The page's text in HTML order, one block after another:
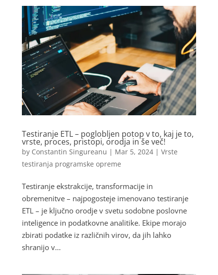
Testiranje ETL – poglobljen potop v to, kaj je to,
vrste, proces, pristopi, orodja in še več!
by Constantin Singureanu | Mar 5, 2024| Vrste
testiranja programske opreme
Testiranje ekstrakcije, transformacije in
obremenitve – najpogosteje imenovano testiranje
ETL – je ključno orodje v svetu sodobne poslovne
inteligence in podatkovne analitike. Ekipe morajo
zbirati podatke iz različnih virov, da jih lahko
shranijo v...